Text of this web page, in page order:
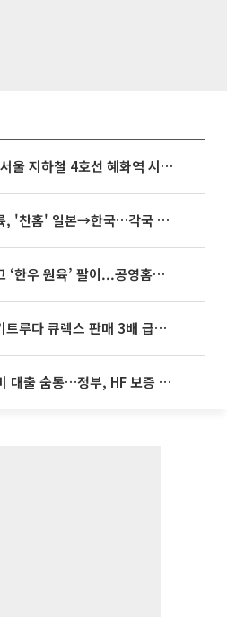
전장연, 오늘(10일) 서울 지하철 4호선 혜화역 시위…1호선 용산역 무정차
태풍 '돌핀' 중국 상륙, '찬홈' 일본→한국…각국 기상청 예상 경로는?
원육’ 팔이...공영홈쇼핑 표기·검증 구멍
대신證 “알테오젠, 키트루다 큐렉스 판매 3배 급증…목표가 41만원 상향”
재건축·재개발 이주비 대출 숨통…정부, HF 보증 신설 추진